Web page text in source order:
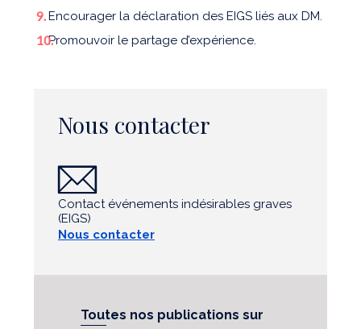
Encourager la déclaration des EIGS liés aux DM.
Promouvoir le partage d’expérience.
Nous contacter
Contact événements indésirables graves
(EIGS)
Nous contacter
Toutes nos publications sur